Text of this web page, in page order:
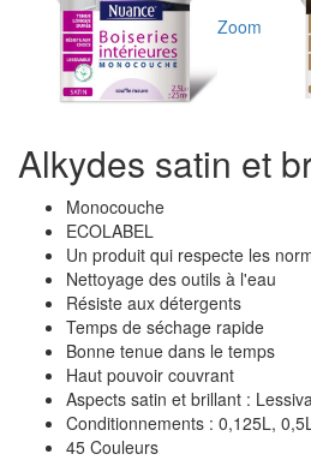
Zoom
Alkydes satin et
Monocouche
ECOLABEL
Un produit qui respecte les
Nettoyage des outils à l'eau
Résiste aux détergents
Temps de séchage rapide
Bonne tenue dans le temps
Haut pouvoir couvrant
Aspects satin et brillant :
Conditionnements : 0,125L,
45 Couleurs